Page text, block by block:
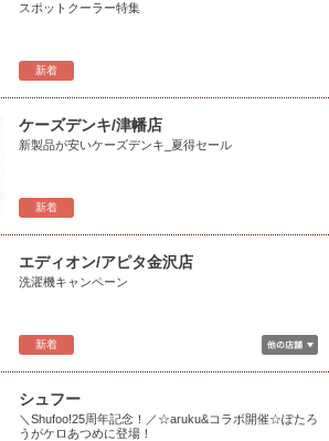
新着
スポットクーラー特集
新着
ケーズデンキ/津幡店
新製品が安いケーズデンキ_夏得セール
新着
エディオン/アピタ金沢店
洗濯機キャンペーン
シュフー
＼Shufoo!25周年記念！／☆aruku&コラボ開催☆ぽたろ
うがケロあつめに登場！